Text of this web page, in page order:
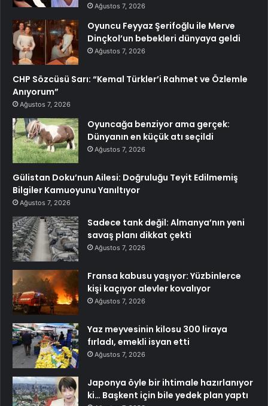
Ağustos 7, 2026
Oyuncu Feyyaz Şerifoğlu ile Merve
Dinçkol’un bebekleri dünyaya geldi
Ağustos 7, 2026
CHP Sözcüsü Sarı: “Kemal Türkler’i Rahmet ve Özlemle
Anıyorum”
Ağustos 7, 2026
Oyuncağa benziyor ama gerçek:
Dünyanın en küçük atı seçildi
Ağustos 7, 2026
Gülistan Doku’nun Ailesi: Doğruluğu Teyit Edilmemiş
Bilgiler Kamuoyunu Yanıltıyor
Ağustos 7, 2026
Sadece tank değil: Almanya’nın yeni
savaş planı dikkat çekti
Ağustos 7, 2026
Fransa kabusu yaşıyor: Yüzbinlerce
kişi kaçıyor alevler kovalıyor
Ağustos 7, 2026
Yaz meyvesinin kilosu 300 liraya
fırladı, emekli isyan etti
Ağustos 7, 2026
Japonya öyle bir ihtimale hazırlanıyor
ki… Başkent için bile yedek plan yaptı